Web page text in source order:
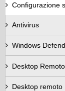
Configurazione
Antivirus
Windows
Desktop Remoto
Desktop remoto